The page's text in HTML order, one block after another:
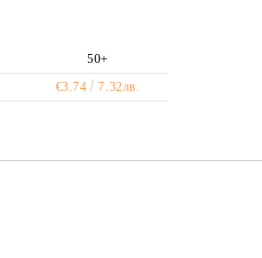
50+
€3.74 7.32лв.